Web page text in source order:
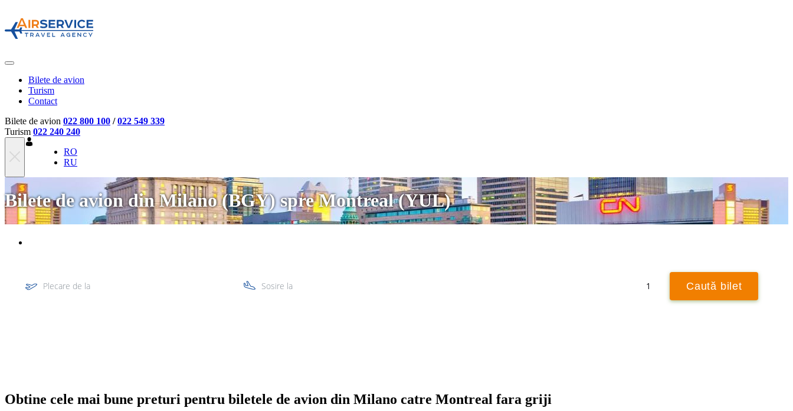
Bilete de avion
Turism
Contact
Bilete de avion 022 800 100 /022 549 339
Turism 022 240 240
RO
RU
Bilete de avion din Milano (BGY) spre Montreal (YUL)
Plecare de la Sosire la 1 Caută bilet
Obtine cele mai bune preturi pentru biletele de avion din Milano catre Montreal fara griji